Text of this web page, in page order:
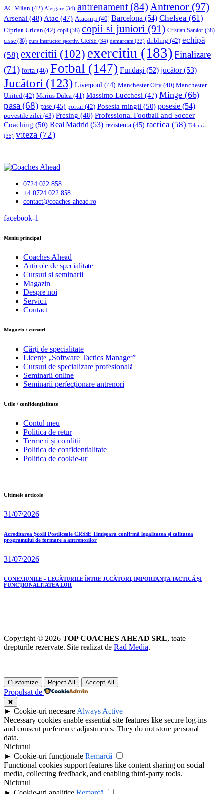
AC Milan (42) Alergare (34) antrenament (84) Antrenor(97)
Arsenal (48) Atac (47) Atacanți (40) Barcelona (54) Chelsea (61)
Ciprian Urican (42) copii (38) copii si juniori (91) Cristian Sandor (38)
crsse (36) curs instructor sportiv. CRSSE (34) demarcare (33) dribling (42) echipă
(58) exercitii (102) exercitiu (183) Finalizare
(71) forta (46) Fotbal (147) Fundași (52) jucător(53)
Jucători (123) Liverpool (44) Manchester City (40) Manchester
United (42) Marius Dulca (41) Massimo Lucchesi (47) Minge (66)
pasa (68) pase (45) portar(42) Posesia mingii (50) posesie (54)
povestile zilei (43) Presing (48) Professional Football and Soccer
Coaching (50) Real Madrid (53) rezistenta (45) tactica (58) Tehnică
(35) viteza (72)
0724 022 858
+4 0724 022 858
contact@coaches-ahead.ro
facebook-1
Meniu principal
Coaches Ahead
Articole de specialitate
Cursuri și seminarii
Magazin
Despre noi
Servicii
Contact
Magazin / cursuri
Cărți de specialitate
Licențe „Software Tactics Manager”
Cursuri de specializare profesională
Seminarii online
Seminarii perfecționare antrenori
Utile / confidențialitate
Contul meu
Politica de retur
Termeni și condiții
Politica de confidențialitate
Politica de cookie-uri
Ultimele articole
31/07/2026
Acreditarea Școlii Postliceale CRSSE Timișoara confirmă legalitatea și calitatea
programului de formare a antrenorilor
31/07/2026
CONEXIUNILE – LEGĂTURILE ÎNTRE JUCĂTORI, IMPORTANȚA TACTICĂ ȘI
FUNCȚIONALITATEA LOR
Copyright © 2026 TOP COACHES AHEAD SRL, toate
drepturile rezervate. Site realizat de Rad Media.
Customize Reject All Accept All
Propulsat de
✖
► Cookie-uri necesare Always Active
Necessary cookies enable essential site features like secure log-ins
and consent preference adjustments. They do not store personal
data.
Niciunul
► Cookie-uri funcționale Remarcă
Functional cookies support features like content sharing on social
media, collecting feedback, and enabling third-party tools.
Niciunul
► Cookie-uri analitice Remarcă